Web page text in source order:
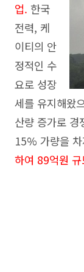
업. 한국
전력, 케
이티의 안
정적인 수
요로 성장
세를 유지해왔
산량 증가로 경
15% 가량을
하여 89억원